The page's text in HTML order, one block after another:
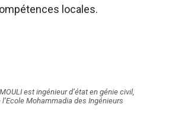
locales.
est ingénieur d’état en génie civil,
Mohammadia des Ingénieurs